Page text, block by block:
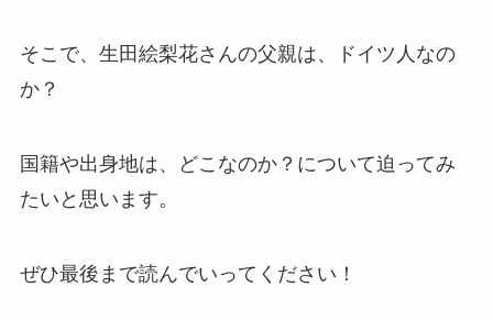
そこで、生田絵梨花さんの父親は、ドイツ人なの
か？
国籍や出身地は、どこなのか？について迫ってみ
たいと思います。
ぜひ最後まで読んでいってください！